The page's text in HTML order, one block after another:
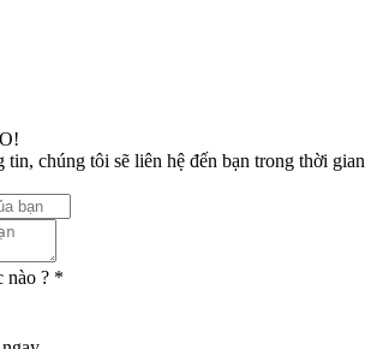
chúng tôi sẽ liên hệ đến bạn trong thời gian
nào ? *